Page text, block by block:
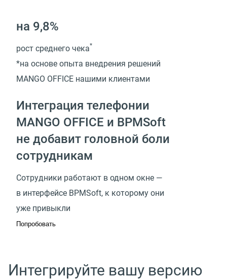
на 9,8%
рост среднего чека*
*на основе опыта внедрения решений
MANGO OFFICE нашими клиентами
Интеграция телефонии
MANGO OFFICE и BPMSoft
не добавит головной боли
сотрудникам
Сотрудники работают в одном окне —
в интерфейсе BPMSoft, к которому они
уже привыкли
Попробовать
Интегрируйте вашу версию